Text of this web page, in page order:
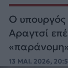
Ο υπουργός
Αραγτσί
και τη
13 ΜΑΙ. 2026,